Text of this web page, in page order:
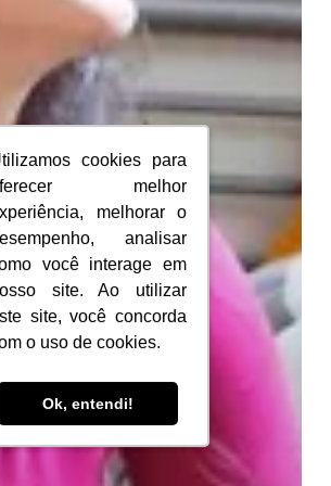
cookies para
melhor
melhorar o
analisar
você interage em
site. Ao utilizar
site, você concorda
o uso de cookies.
Ok, entendi!
cookies para
melhor
melhorar o
analisar
você interage em
site. Ao utilizar
site, você concorda
o uso de cookies.
Ok, entendi!